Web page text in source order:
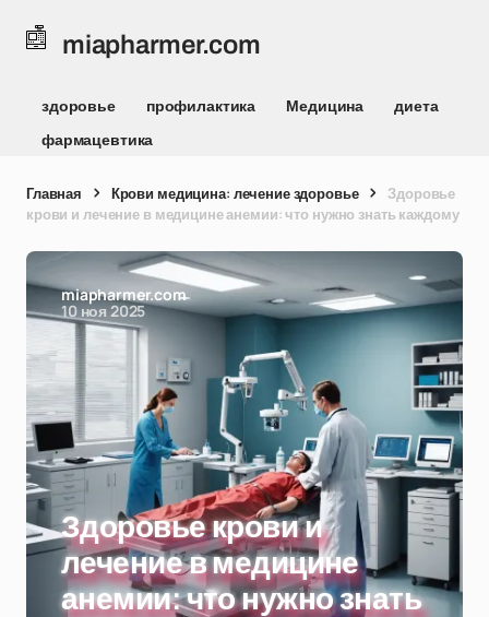
miapharmer.com
здоровье профилактика Медицина
диета
фармацевтика
Главная Крови медицина: лечение здоровье
Здоровье
крови и лечение в медицине анемии: что нужно знать каждому
miapharmer.com
10 ноя 2025
Здоровье крови и
лечение в медицине
анемии: что нужно знать